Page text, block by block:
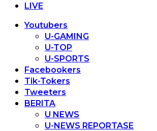
LIVE
Youtubers
U-GAMING
U-TOP
U-SPORTS
Facebookers
Tik-Tokers
Tweeters
BERITA
U NEWS
U-NEWS REPORTASE